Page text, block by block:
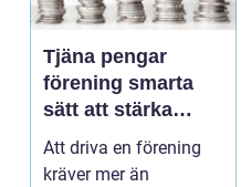
Tjäna pengar
förening smarta
sätt att stärka
kassan utan
krångel
Att driva en förening
kräver mer än